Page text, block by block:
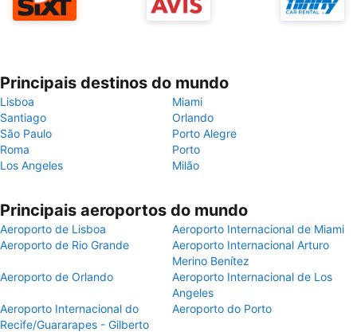
Principais destinos do mundo
Lisboa
Miami
Santiago
Orlando
São Paulo
Porto Alegre
Roma
Porto
Los Angeles
Milão
Principais aeroportos do mundo
Aeroporto de Lisboa
Aeroporto Internacional de Miami
Aeroporto de Rio Grande
Aeroporto Internacional Arturo
Merino Benítez
Aeroporto de Orlando
Aeroporto Internacional de Los
Angeles
Aeroporto Internacional do
Recife/Guararapes - Gilberto
Aeroporto do Porto